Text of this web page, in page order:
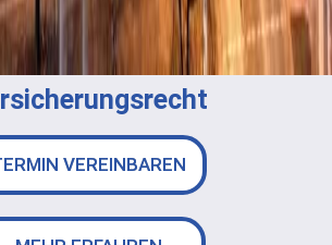
VEREINBAREN